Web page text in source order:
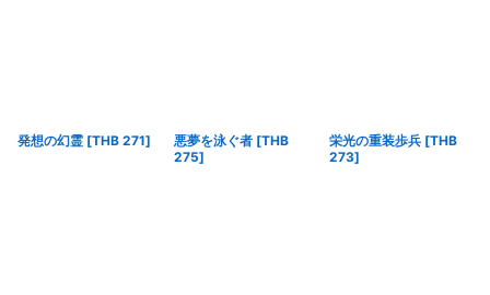
発想の幻霊 [THB 271] 悪夢を泳ぐ者 [THB
275]
栄光の重装歩兵 [THB
273]